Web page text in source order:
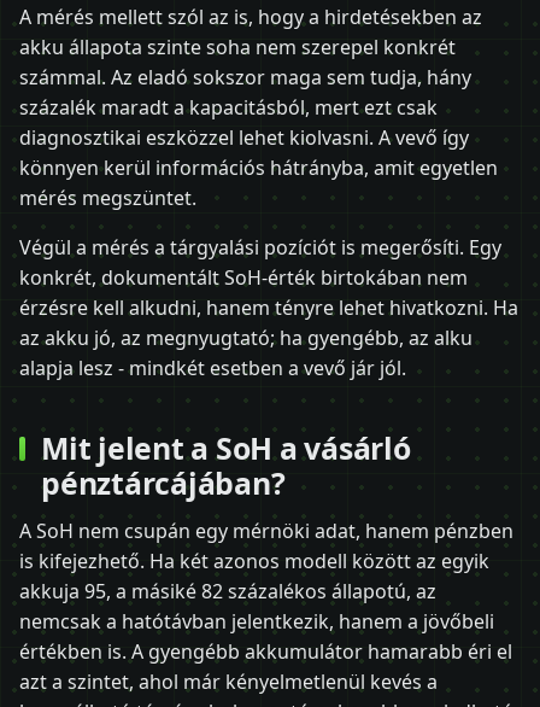
A mérés mellett szól az is, hogy a hirdetésekben az
akku állapota szinte soha nem szerepel konkrét
számmal. Az eladó sokszor maga sem tudja, hány
százalék maradt a kapacitásból, mert ezt csak
diagnosztikai eszközzel lehet kiolvasni. A vevő így
könnyen kerül információs hátrányba, amit egyetlen
mérés megszüntet.
Végül a mérés a tárgyalási pozíciót is megerősíti. Egy
konkrét, dokumentált SoH-érték birtokában nem
érzésre kell alkudni, hanem tényre lehet hivatkozni. Ha
az akku jó, az megnyugtató; ha gyengébb, az alku
alapja lesz - mindkét esetben a vevő jár jól.
Mit jelent a SoH a vásárló
pénztárcájában?
A SoH nem csupán egy mérnöki adat, hanem pénzben
is kifejezhető. Ha két azonos modell között az egyik
akkuja 95, a másiké 82 százalékos állapotú, az
nemcsak a hatótávban jelentkezik, hanem a jövőbeli
értékben is. A gyengébb akkumulátor hamarabb éri el
azt a szintet, ahol már kényelmetlenül kevés a